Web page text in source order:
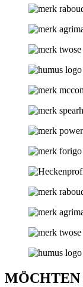
MÖCHTEN